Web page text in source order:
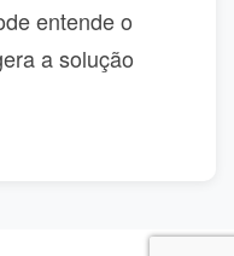
entende o
a solução